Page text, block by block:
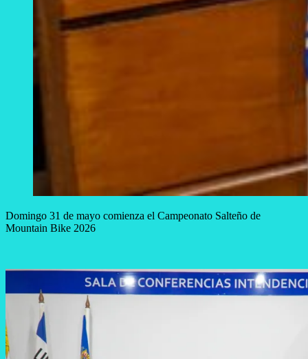
Domingo 31 de mayo comienza el Campeonato Salteño de
Mountain Bike 2026